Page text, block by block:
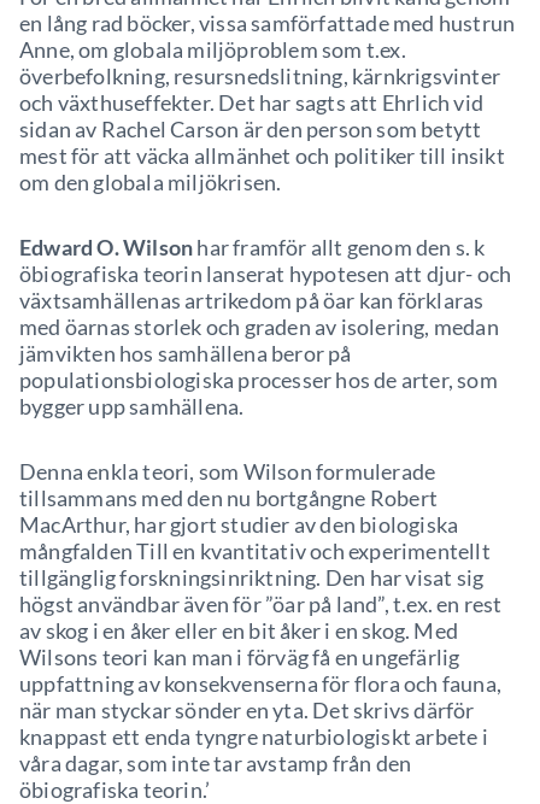
en lång rad böcker, vissa samförfattade med hustrun
Anne, om globala miljöproblem som t.ex.
överbefolkning, resursnedslitning, kärnkrigsvinter
och växthuseffekter. Det har sagts att Ehrlich vid
sidan av Rachel Carson är den person som betytt
mest för att väcka allmänhet och politiker till insikt
om den globala miljökrisen.
Edward O. Wilsonhar framför allt genom den s. k
öbiografiska teorin lanserat hypotesen att djur- och
växtsamhällenas artrikedom på öar kan förklaras
med öarnas storlek och graden av isolering, medan
jämvikten hos samhällena beror på
populationsbiologiska processer hos de arter, som
bygger upp samhällena.
Denna enkla teori, som Wilson formulerade
tillsammans med den nu bortgångne Robert
MacArthur, har gjort studier av den biologiska
mångfalden Till en kvantitativ och experimentellt
tillgänglig forskningsinriktning. Den har visat sig
högst användbar även för ”öar på land”, t.ex. en rest
av skog i en åker eller en bit åker i en skog. Med
Wilsons teori kan man i förväg få en ungefärlig
uppfattning av konsekvenserna för flora och fauna,
när man styckar sönder en yta. Det skrivs därför
knappast ett enda tyngre naturbiologiskt arbete i
våra dagar, som inte tar avstamp från den
öbiografiska teorin.’